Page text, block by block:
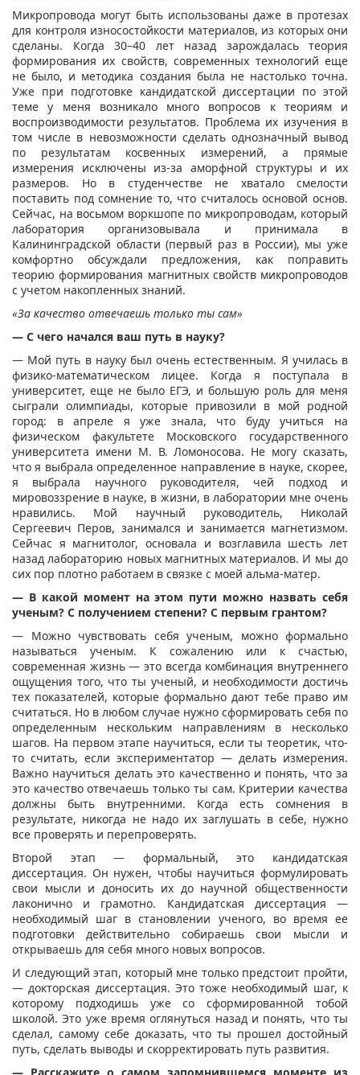
Микропровода могут быть использованы даже в протезах
для контроля износостойкости материалов, из которых они
сделаны. Когда 30–40 лет назад зарождалась теория
формирования их свойств, современных технологий еще
не было, и методика создания была не настолько точна.
Уже при подготовке кандидатской диссертации по этой
теме у меня возникало много вопросов к теориям и
воспроизводимости результатов. Проблема их изучения в
том числе в невозможности сделать однозначный вывод
по результатам косвенных измерений, а прямые
измерения исключены из-за аморфной структуры и их
размеров. Но в студенчестве не хватало смелости
поставить под сомнение то, что считалось основой основ.
Сейчас, на восьмом воркшопе по микропроводам, который
лаборатория организовывала и принимала в
Калининградской области (первый раз в России), мы уже
комфортно обсуждали предложения, как поправить
теорию формирования магнитных свойств микропроводов
с учетом накопленных знаний.
«За качество отвечаешь только ты сам»
— С чего начался ваш путь в науку?
— Мой путь в науку был очень естественным. Я училась в
физико-математическом лицее. Когда я поступала в
университет, еще не было ЕГЭ, и большую роль для меня
сыграли олимпиады, которые привозили в мой родной
город: в апреле я уже знала, что буду учиться на
физическом факультете Московского государственного
университета имени М. В. Ломоносова. Не могу сказать,
что я выбрала определенное направление в науке, скорее,
я выбрала научного руководителя, чей подход и
мировоззрение в науке, в жизни, в лаборатории мне очень
нравились. Мой научный руководитель, Николай
Сергеевич Перов, занимался и занимается магнетизмом.
Сейчас я магнитолог, основала и возглавила шесть лет
назад лабораторию новых магнитных материалов. И мы до
сих пор плотно работаем в связке с моей альма-матер.
— В какой момент на этом пути можно назвать себя
ученым? С получением степени? С первым грантом?
— Можно чувствовать себя ученым, можно формально
называться ученым. К сожалению или к счастью,
современная жизнь — это всегда комбинация внутреннего
ощущения того, что ты ученый, и необходимости достичь
тех показателей, которые формально дают тебе право им
считаться. Но в любом случае нужно сформировать себя по
определенным нескольким направлениям в несколько
шагов. На первом этапе научиться, если ты теоретик, что-
то считать, если экспериментатор — делать измерения.
Важно научиться делать это качественно и понять, что за
это качество отвечаешь только ты сам. Критерии качества
должны быть внутренними. Когда есть сомнения в
результате, никогда не надо их заглушать в себе, нужно
все проверять и перепроверять.
Второй этап — формальный, это кандидатская
диссертация. Он нужен, чтобы научиться формулировать
свои мысли и доносить их до научной общественности
лаконично и грамотно. Кандидатская диссертация —
необходимый шаг в становлении ученого, во время ее
подготовки действительно собираешь свои мысли и
открываешь для себя много новых вопросов.
И следующий этап, который мне только предстоит пройти,
— докторская диссертация. Это тоже необходимый шаг, к
которому подходишь уже со сформированной тобой
школой. Это уже время оглянуться назад и понять, что ты
сделал, самому себе доказать, что ты прошел достойный
путь, сделать выводы и скорректировать путь развития.